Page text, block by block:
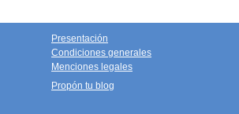
Presentación
Condiciones generales
Menciones legales
Propón tu blog